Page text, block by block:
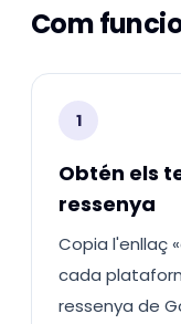
Com
1
Obtén els
ressenya
Copia l'enllaç
cada
ressenya de